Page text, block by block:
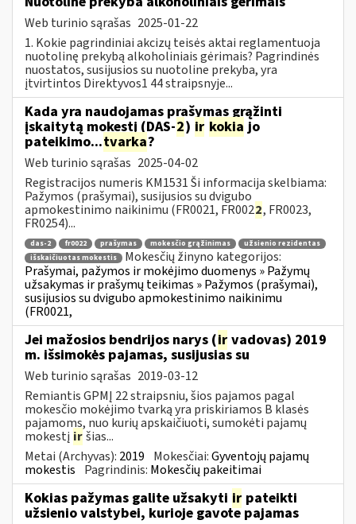
Web turinio sąrašas 2025-01-22
1. Kokie pagrindiniai akcizų teisės aktai reglamentuoja
nuotolinę prekybą alkoholiniais gėrimais? Pagrindinės
nuostatos, susijusios su nuotoline prekyba, yra
įtvirtintos Direktyvos1 44 straipsnyje...
Kada yra naudojamas prašymas grąžinti
įskaitytą mokestį (DAS-2) ir kokia jo
pateikimo...tvarka?
Web turinio sąrašas 2025-04-02
Registracijos numeris KM1531 Ši informacija skelbiama:
Pažymos (prašymai), susijusios su dvigubo
apmokestinimo naikinimu (FR0021, FR0022, FR0023,
FR0254)...
das-2 fr0022 prašymas mokesčio grąžinimas
užsienio rezidentas
išskaičiuotas mokestis
Mokesčių žinyno kategorijos:
Prašymai, pažymos ir mokėjimo duomenys » Pažymų
užsakymas ir prašymų teikimas » Pažymos (prašymai),
susijusios su dvigubo apmokestinimo naikinimu
(FR0021,
Jei mažosios bendrijos narys (ir vadovas) 2019
m. išsimokės pajamas, susijusias su
Web turinio sąrašas 2019-03-12
Remiantis GPMĮ 22 straipsniu, šios pajamos pagal
mokesčio mokėjimo tvarką yra priskiriamos B klasės
pajamoms, nuo kurių apskaičiuoti, sumokėti pajamų
mokestį iršias...
Metai (Archyvas): 2019 Mokesčiai:Gyventojų pajamų
mokestis Pagrindinis: Mokesčių pakeitimai
Kokias pažymas galite užsakyti ir pateikti
užsienio valstybei, kurioje gavote pajamas